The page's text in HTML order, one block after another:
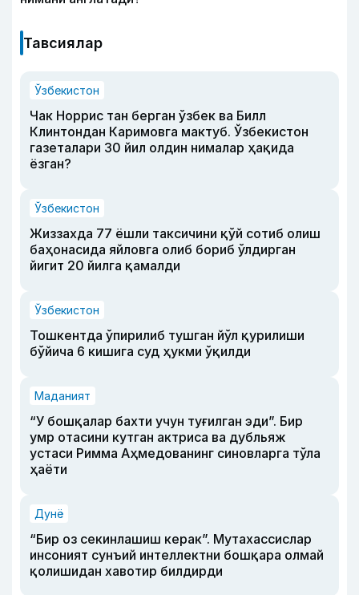
Тавсиялар
Ўзбекистон
Чак Норрис тан берган ўзбек ва Билл
Клинтондан Каримовга мактуб. Ўзбекистон
газеталари 30 йил олдин нималар ҳақида
ёзган?
Ўзбекистон
Жиззахда 77 ёшли таксичини қўй сотиб олиш
баҳонасида яйловга олиб бориб ўлдирган
йигит 20 йилга қамалди
Ўзбекистон
Тошкентда ўпирилиб тушган йўл қурилиши
бўйича 6 кишига суд ҳукми ўқилди
Маданият
“У бошқалар бахти учун туғилган эди”. Бир
умр отасини кутган актриса ва дубльяж
устаси Римма Аҳмедованинг синовларга тўла
ҳаёти
Дунё
“Бир оз секинлашиш керак”. Мутахассислар
инсоният сунъий интеллектни бошқара олмай
қолишидан хавотир билдирди